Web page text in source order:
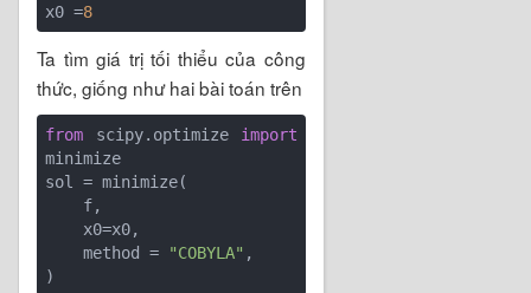
x0 =8
Ta tìm giá trị tối thiểu của công
thức, giống như hai bài toán trên
from scipy.optimize import
minimize
sol = minimize(
    method =
"COBYLA" ,